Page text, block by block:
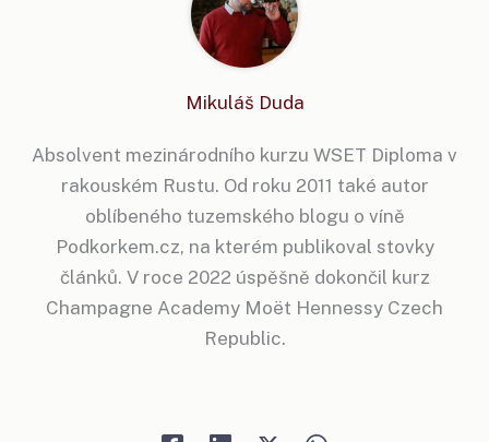
Mikuláš Duda
Absolvent mezinárodního kurzu WSET Diploma v
rakouském Rustu. Od roku 2011 také autor
oblíbeného tuzemského blogu o víně
Podkorkem.cz, na kterém publikoval stovky
článků. V roce 2022 úspěšně dokončil kurz
Champagne Academy Moët Hennessy Czech
Republic.